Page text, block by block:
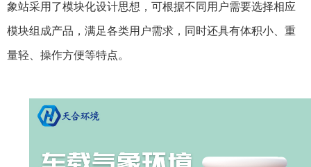
象站采用了模块化设计思想，可根据不同用户需要选择相应
模块组成产品，满足各类用户需求，同时还具有体积小、重
量轻、操作方便等特点。